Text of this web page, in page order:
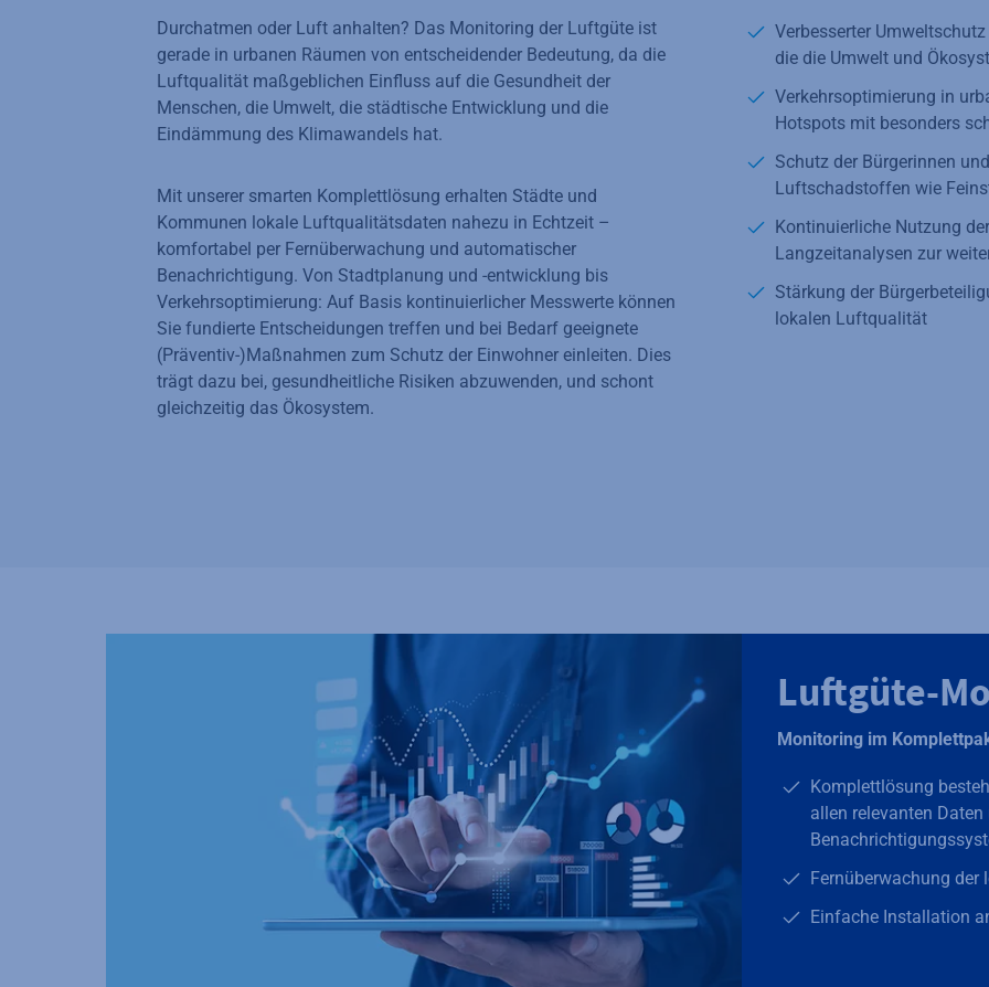
Durchatmen oder Luft anhalten? Das Monitoring der Luftgüte ist
gerade in urbanen Räumen von entscheidender Bedeutung, da die
Luftqualität maßgeblichen Einfluss auf die Gesundheit der
Menschen, die Umwelt, die städtische Entwicklung und die
Eindämmung des Klimawandels hat.
Mit unserer smarten Komplettlösung erhalten Städte und
Kommunen lokale Luftqualitätsdaten nahezu in Echtzeit –
komfortabel per Fernüberwachung und automatischer
Benachrichtigung. Von Stadtplanung und -entwicklung bis
Verkehrsoptimierung: Auf Basis kontinuierlicher Messwerte können
Sie fundierte Entscheidungen treffen und bei Bedarf geeignete
(Präventiv-)Maßnahmen zum Schutz der Einwohner einleiten. Dies
trägt dazu bei, gesundheitliche Risiken abzuwenden, und schont
gleichzeitig das Ökosystem.
Verbesserter
die die Umwelt und
Verkehrsoptimierung in
Hotspots mit besonders
Schutz der Bürgerinnen
Luftschadstoffen wie
Kontinuierliche Nutzung
Langzeitanalysen zur
Stärkung der
lokalen Luftqualität
Luftgüte-
Monitoring im
Komplettlösung
allen relevanten
Fernüberwachung
Einfache Installation